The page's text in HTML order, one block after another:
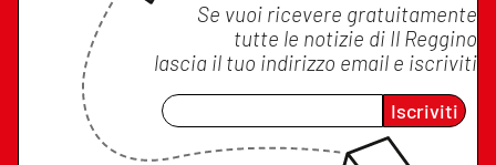
Se vuoi ricevere gratuitamente
tutte le notizie di Il Reggino
lascia il tuo indirizzo email e iscriviti
Iscriviti